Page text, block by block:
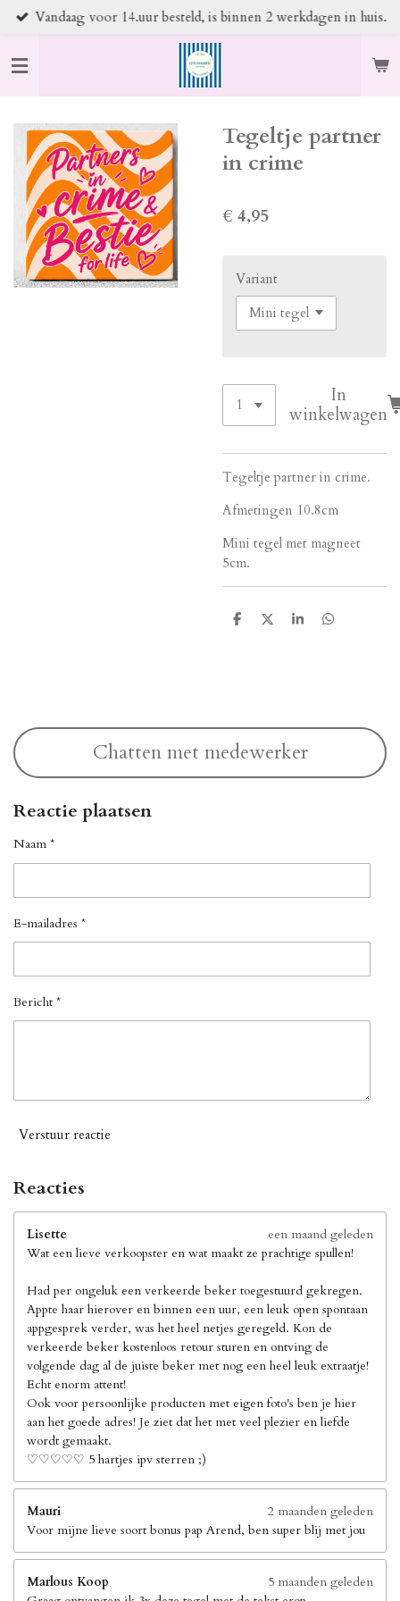
Ga
naar
de
hoofdinhoud
Vandaag voor 14.uur besteld, is binnen 2 werkdagen in huis.
Tegeltje partner
in crime
€ 4,95
Variant
In
winkelwagen
Tegeltje partner in crime.
Afmetingen 10.8cm
Mini tegel met magneet
5cm.
D
D
S
D
Chatten met medewerker
Reactie plaatsen
Naam *
E-mailadres *
Bericht *
Verstuur reactie
Reacties
Lisette
een maand geleden
Wat een lieve verkoopster en wat maakt ze prachtige spullen!
Had per ongeluk een verkeerde beker toegestuurd gekregen.
Appte haar hierover en binnen een uur, een leuk open spontaan
appgesprek verder, was het heel netjes geregeld. Kon de
verkeerde beker kostenloos retour sturen en ontving de
volgende dag al de juiste beker met nog een heel leuk extraatje!
Echt enorm attent!
Ook voor persoonlijke producten met eigen foto's ben je hier
aan het goede adres! Je ziet dat het met veel plezier en liefde
wordt gemaakt.
♡♡♡♡♡ 5 hartjes ipv sterren ;)
Mauri
2 maanden geleden
Voor mijne lieve soort bonus pap Arend, ben super blij met jou
Marlous Koop
5 maanden geleden